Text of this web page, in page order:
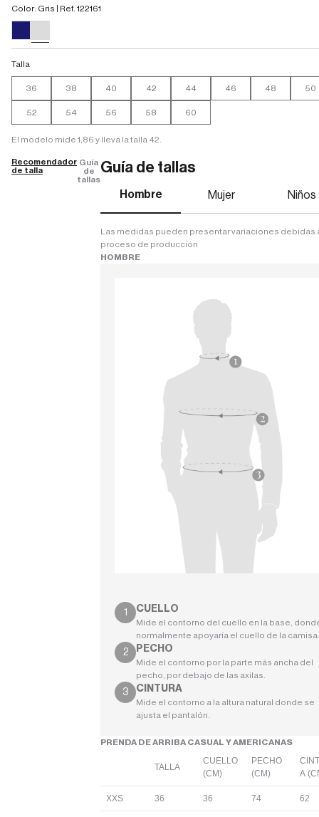
Color: Gris | Ref. 122161
Talla
36 38 40 42 44 46 48 50
52 54 56 58 60
El modelo mide 1,86 y lleva la talla 42.
Recomendador
de talla
Guía
de
tallas
Guía de tallas
Hombre Mujer Niños
Las medidas pueden presentar variaciones debidas
proceso de producción
HOMBRE
CUELLO
Mide el contorno del cuello en la base,
normalmente apoyaría el cuello de la camisa.
PECHO
Mide el contorno por la parte más ancha del
pecho, por debajo de las axilas.
CINTURA
Mide el contorno a la altura natural donde se
ajusta el pantalón.
PRENDA DE ARRIBA CASUAL Y AMERICANAS
TALLA
CUELLO
(CM)
PECHO
(CM)
A
XXS 36 36 74 62